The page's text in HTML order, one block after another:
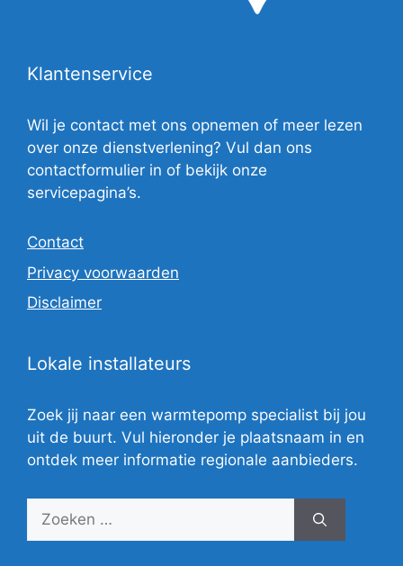
Klantenservice
Wil je contact met ons opnemen of meer lezen
over onze dienstverlening? Vul dan ons
contactformulier in of bekijk onze
servicepagina’s.
Contact
Privacy voorwaarden
Disclaimer
Lokale installateurs
Zoek jij naar een warmtepomp specialist bij jou
uit de buurt. Vul hieronder je plaatsnaam in en
ontdek meer informatie regionale aanbieders.
Zoek